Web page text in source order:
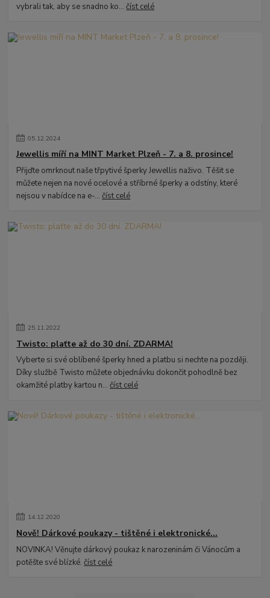
vybrali tak, aby se snadno ko...číst celé
05.12.2024
Jewellis míří na MINT Market Plzeň - 7. a 8. prosince!
Přijďte omrknout naše třpytivé šperky Jewellis naživo. Těšit se
můžete nejen na nové ocelové a stříbrné šperky a odstíny, které
nejsou v nabídce na e-...číst celé
25.11.2022
Twisto: plaťte až do 30 dní. ZDARMA!
Vyberte si své oblíbené šperky hned a platbu si nechte na později.
Díky službě Twisto můžete objednávku dokončit pohodlně bez
okamžité platby kartou n...číst celé
14.12.2020
Nově! Dárkové poukazy - tištěné i elektronické...
NOVINKA! Věnujte dárkový poukaz k narozeninám či Vánocům a
potěšte své blízké.číst celé